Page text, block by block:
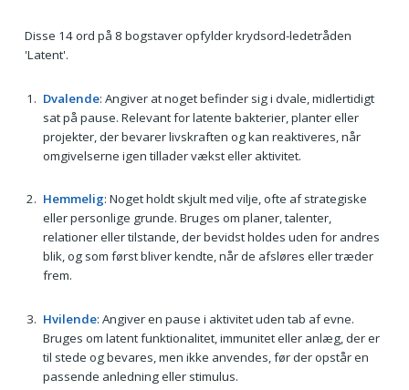
Disse 14 ord på 8 bogstaver opfylder krydsord-ledetråden
'Latent'.
Dvalende: Angiver at noget befinder sig i dvale, midlertidigt
sat på pause. Relevant for latente bakterier, planter eller
projekter, der bevarer livskraften og kan reaktiveres, når
omgivelserne igen tillader vækst eller aktivitet.
Hemmelig: Noget holdt skjult med vilje, ofte af strategiske
eller personlige grunde. Bruges om planer, talenter,
relationer eller tilstande, der bevidst holdes uden for andres
blik, og som først bliver kendte, når de afsløres eller træder
frem.
Hvilende: Angiver en pause i aktivitet uden tab af evne.
Bruges om latent funktionalitet, immunitet eller anlæg, der er
til stede og bevares, men ikke anvendes, før der opstår en
passende anledning eller stimulus.